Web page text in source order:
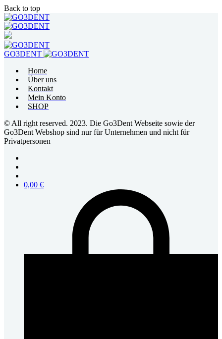
Back to top
Skip
to
content
GO3DENT
Home
Über uns
Kontakt
Mein Konto
SHOP
© All right reserved. 2023. Die Go3Dent Webseite sowie der
Go3Dent Webshop sind nur für Unternehmen und nicht für
Privatpersonen
0,00 €